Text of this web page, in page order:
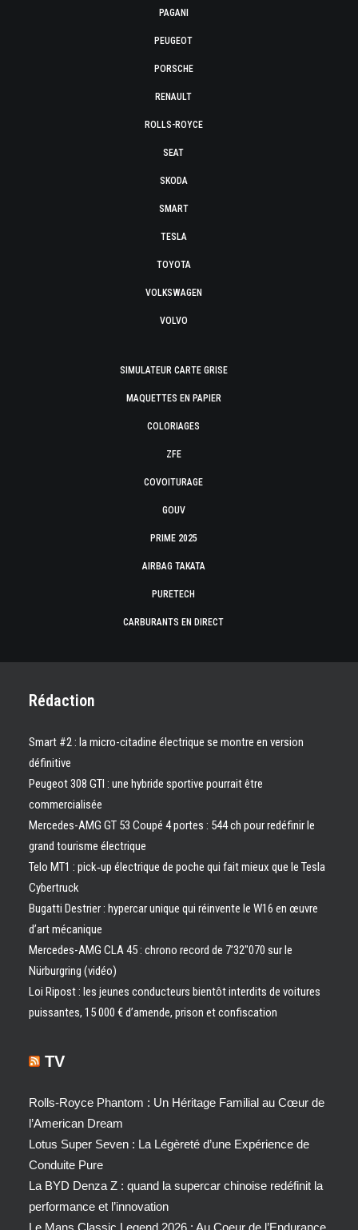
PAGANI
PEUGEOT
PORSCHE
RENAULT
ROLLS-ROYCE
SEAT
SKODA
SMART
TESLA
TOYOTA
VOLKSWAGEN
VOLVO
SIMULATEUR CARTE GRISE
MAQUETTES EN PAPIER
COLORIAGES
ZFE
COVOITURAGE
GOUV
PRIME 2025
AIRBAG TAKATA
PURETECH
CARBURANTS EN DIRECT
Rédaction
Smart #2 : la micro-citadine électrique se montre en version
définitive
Peugeot 308 GTI : une hybride sportive pourrait être
commercialisée
Mercedes-AMG GT 53 Coupé 4 portes : 544 ch pour redéfinir le
grand tourisme électrique
Telo MT1 : pick‑up électrique de poche qui fait mieux que le Tesla
Cybertruck
Bugatti Destrier : hypercar unique qui réinvente le W16 en œuvre
d’art mécanique
Mercedes-AMG CLA 45 : chrono record de 7’32″070 sur le
Nürburgring (vidéo)
Loi Ripost : les jeunes conducteurs bientôt interdits de voitures
puissantes, 15 000 € d’amende, prison et confiscation
TV
Rolls-Royce Phantom : Un Héritage Familial au Cœur de
l’American Dream
Lotus Super Seven : La Légèreté d’une Expérience de
Conduite Pure
La BYD Denza Z : quand la supercar chinoise redéfinit la
performance et l’innovation
Le Mans Classic Legend 2026 : Au Coeur de l’Endurance